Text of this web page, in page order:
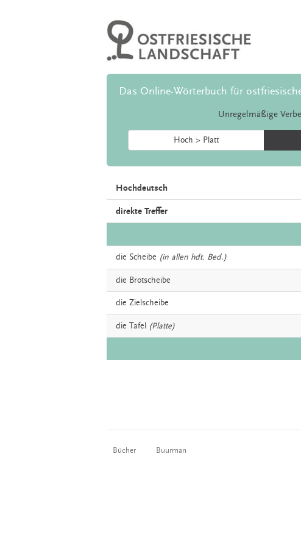
Das Online-Wörterbuch für
Unregelmäßige
Hoch > Platt
Hochdeutsch
direkte Treffer
die Scheibe (in allen hdt. Bed.)
die Brotscheibe
die Zielscheibe
die Tafel (Platte)
Bücher Buurman